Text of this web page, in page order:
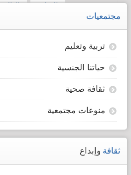
التالي
النهاية
مجتمعيات
تربية وتعليم
حياتنا الجنسية
ثقافة صحية
منوعات مجتمعية
ثقافة وإبداع